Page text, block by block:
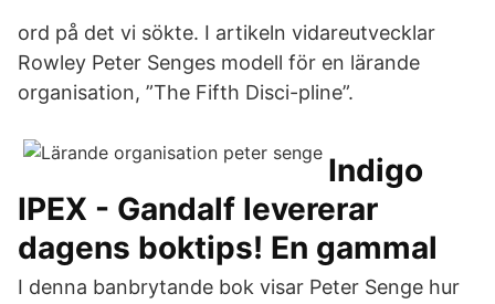
ord på det vi sökte. I artikeln vidareutvecklar
Rowley Peter Senges modell för en lärande
organisation, ”The Fifth Disci-pline”.
Indigo
IPEX - Gandalf levererar
dagens boktips! En gammal
I denna banbrytande bok visar Peter Senge hur